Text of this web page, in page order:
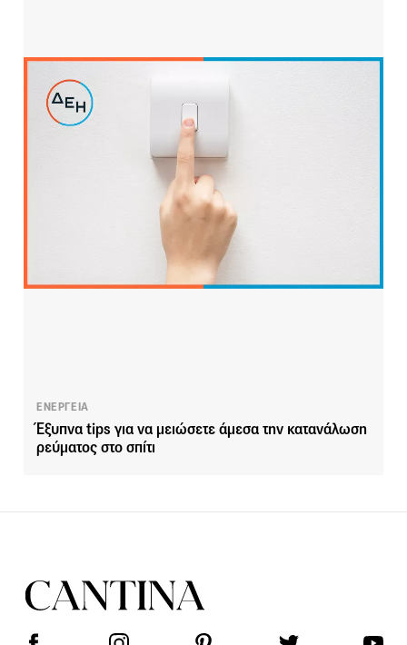
ΕΝΕΡΓΕΙΑ
Έξυπνα tips για να μειώσετε άμεσα την κατανάλωση
ρεύματος στο σπίτι